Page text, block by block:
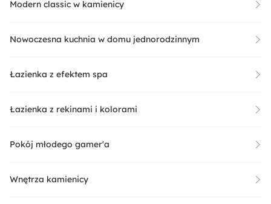
Modern classic w kamienicy
Nowoczesna kuchnia w domu jednorodzinnym
Łazienka z efektem spa
Łazienka z rekinami i kolorami
Pokój młodego gamer'a
Wnętrza kamienicy